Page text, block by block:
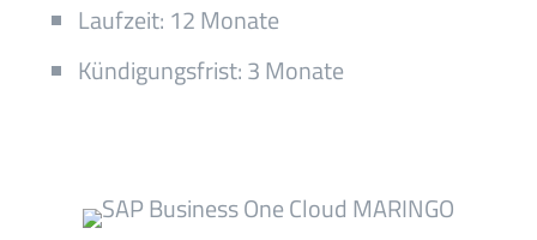
Laufzeit: 12 Monate
Kündigungsfrist: 3 Monate